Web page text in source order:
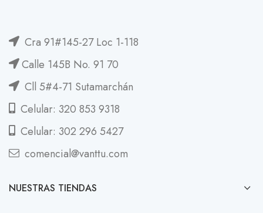
Cra 91#145-27 Loc 1-118
Calle 145B No. 91 70
Cll 5#4-71 Sutamarchán
Celular: 320 853 9318
Celular: 302 296 5427
comencial@vanttu.com
NUESTRAS TIENDAS